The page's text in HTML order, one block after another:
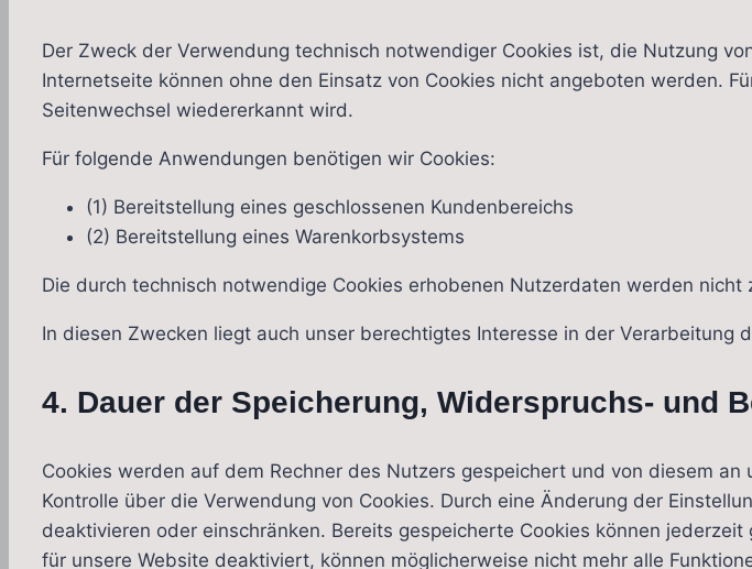
Der Zweck der Verwendung technisch notwendiger Cookies ist, die Nutzung
Internetseite können ohne den Einsatz von Cookies nicht angeboten werden.
Seitenwechsel wiedererkannt wird.
Für folgende Anwendungen benötigen wir Cookies:
(1) Bereitstellung eines geschlossenen Kundenbereichs
(2) Bereitstellung eines Warenkorbsystems
Die durch technisch notwendige Cookies erhobenen Nutzerdaten werden
In diesen Zwecken liegt auch unser berechtigtes Interesse in der Verarbeitung
4. Dauer der Speicherung, Widerspruchs- und
Cookies werden auf dem Rechner des Nutzers gespeichert und von diesem
Kontrolle über die Verwendung von Cookies. Durch eine Änderung der
deaktivieren oder einschränken. Bereits gespeicherte Cookies können
für unsere Website deaktiviert, können möglicherweise nicht mehr alle